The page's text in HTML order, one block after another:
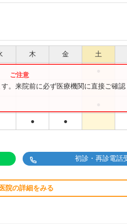
木 金 土
● ●
● ●
。来院前に必ず医療機関に直接ご確認
初診・再診電話
院の詳細をみる